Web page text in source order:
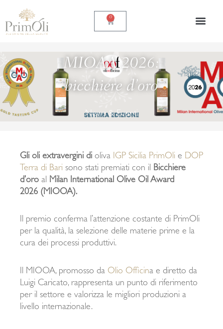
contenuto
0
Carrello
MIOAA 2026:
bicchiere d’oro
News & Eventi
Gli oli extravergini di oliva IGP Sicilia PrimOli e DOP
Terra di Bari sono stati premiati con il Bicchiere
d’oro al Milan International Olive Oil Award
2026 (MIOOA).
Il premio conferma l’attenzione costante di PrimOli
per la qualità, la selezione delle materie prime e la
cura dei processi produttivi.
Il MIOOA, promosso da Olio Officina e diretto da
Luigi Caricato, rappresenta un punto di riferimento
per il settore e valorizza le migliori produzioni a
livello internazionale.